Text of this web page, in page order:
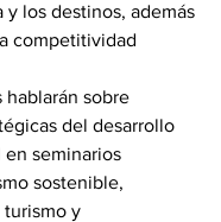
y los destinos, además
competitividad
hablarán sobre
del desarrollo
seminarios
sostenible,
y